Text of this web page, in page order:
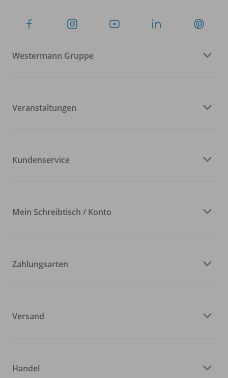
Westermann Gruppe
Veranstaltungen
Kundenservice
Mein Schreibtisch / Konto
Zahlungsarten
Versand
Handel